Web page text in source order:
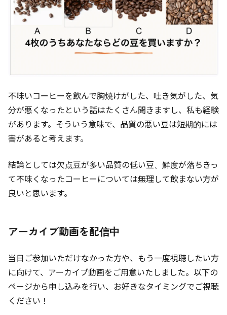
不味いコーヒーを飲んで胸焼けがした、吐き気がした、気
分が悪くなったという話はたくさん聞きますし、私も経験
があります。そういう意味で、品質の悪い豆は短期的には
害があると考えます。
結論としては欠点豆が多い品質の低い豆、鮮度が落ちきっ
て不味くなったコーヒーについては無理して飲まない方が
良いと思います。
アーカイブ動画を配信中
当日ご参加いただけなかった方や、もう一度視聴したい方
に向けて、アーカイブ動画をご用意いたしました。以下の
ページから申し込みを行い、お好きなタイミングでご視聴
ください！